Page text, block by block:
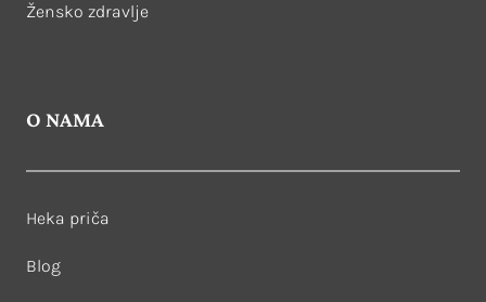
Žensko zdravlje
O NAMA
Heka priča
Blog